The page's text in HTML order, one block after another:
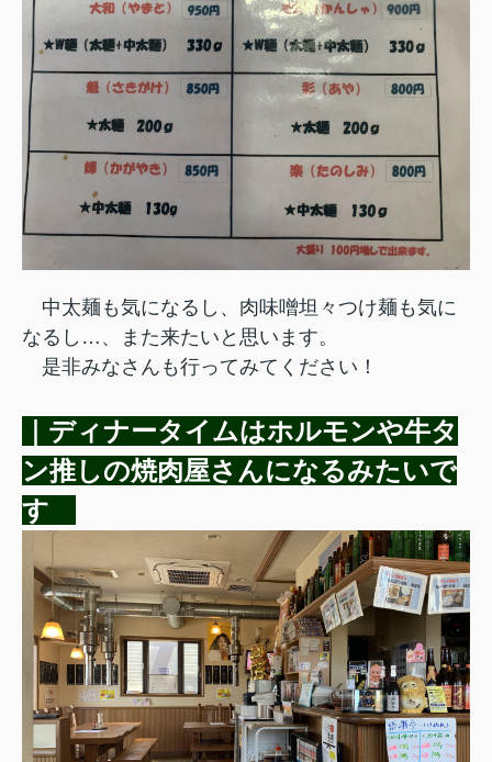
中太麺も気になるし、肉味噌坦々つけ麺も気に
なるし…、また来たいと思います。
是非みなさんも行ってみてください！
｜ディナータイムはホルモンや牛タ
ン推しの焼肉屋さんになるみたいで
す